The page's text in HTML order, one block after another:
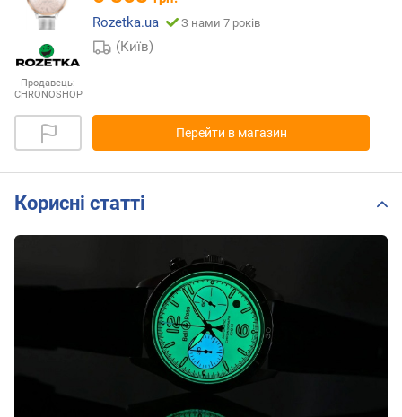
Продавець:
CHRONOSHOP
Rozetka.ua
З нами 7 років
(Київ)
Перейти в магазин
Корисні статті